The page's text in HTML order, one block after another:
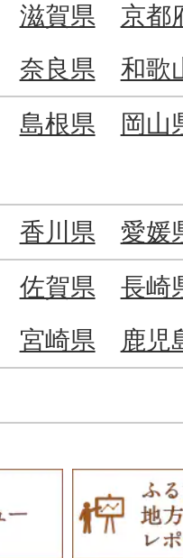
滋賀県
京都
奈良県 和歌
島根県
岡山
香川県 愛媛
佐賀県
長崎
宮崎県
鹿児